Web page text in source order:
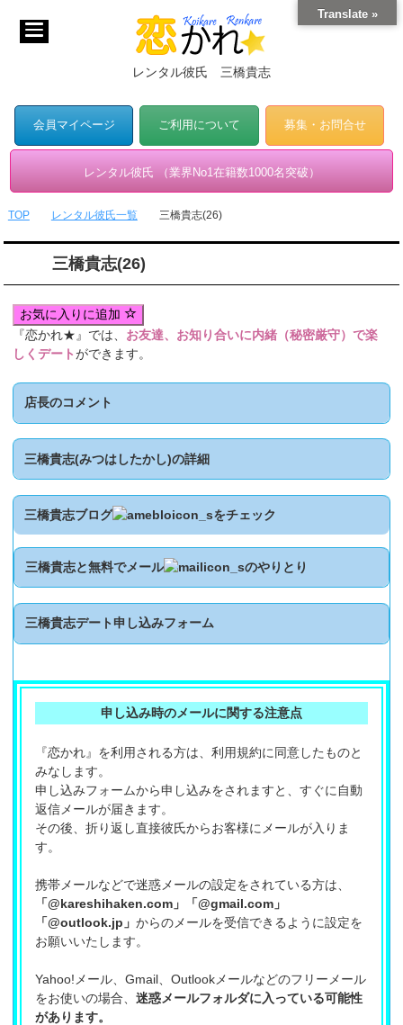
レンタル彼氏 三橋貴志
会員マイページ ご利用について 募集・お問合せ
レンタル彼氏 （業界No1在籍数1000名突破）
TOP レンタル彼氏一覧 三橋貴志(26)
三橋貴志(26)
お気に入りに追加
『恋かれ★』では、 お友達、お知り合いに内緒（秘密厳守）で楽
しくデートができます。
店長のコメント
三橋貴志(みつはしたかし)の詳細
三橋貴志ブログ をチェック
三橋貴志と無料でメール のやりとり
三橋貴志デート申し込みフォーム
申し込み時のメールに関する注意点
『恋かれ』を利用される方は、利用規約に同意したものと
みなします。
申し込みフォームから申し込みをされますと、すぐに自動
返信メールが届きます。
その後、折り返し直接彼氏からお客様にメールが入りま
す。
携帯メールなどで迷惑メールの設定をされている方は、
「@kareshihaken.com」「@gmail.com」
「@outlook.jp」からのメールを受信できるように設定を
お願いいたします。
Yahoo!メール、Gmail、Outlookメールなどのフリーメール
をお使いの場合、迷惑メールフォルダに入っている可能性
があります。
Translate »